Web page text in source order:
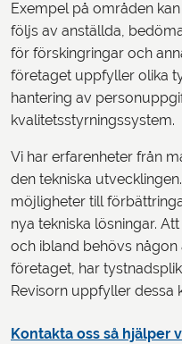
Exempel på områden
följs av anställda,
för förskingringar och
företaget uppfyller olika
hantering av
kvalitetsstyrningssystem.
Vi har erfarenheter från
den tekniska
möjligheter till
nya tekniska lösningar.
och ibland behövs
företaget, har
Revisorn uppfyller dessa
Kontakta oss så hjälper